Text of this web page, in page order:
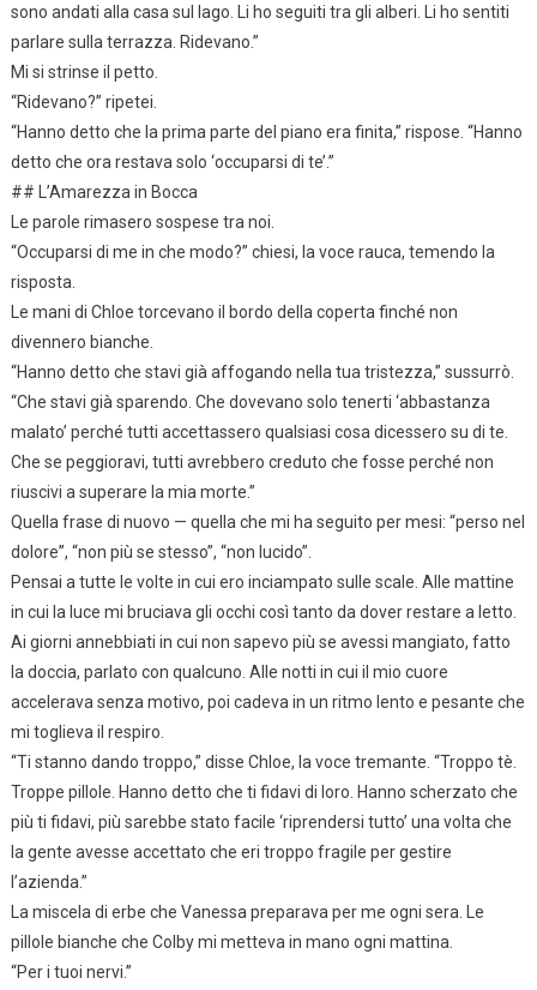
sono andati alla casa sul lago. Li ho seguiti tra gli alberi. Li ho sentiti
parlare sulla terrazza. Ridevano.”
Mi si strinse il petto.
“Ridevano?” ripetei.
“Hanno detto che la prima parte del piano era finita,” rispose. “Hanno
detto che ora restava solo ‘occuparsi di te’.”
## L’Amarezza in Bocca
Le parole rimasero sospese tra noi.
“Occuparsi di me in che modo?” chiesi, la voce rauca, temendo la
risposta.
Le mani di Chloe torcevano il bordo della coperta finché non
divennero bianche.
“Hanno detto che stavi già affogando nella tua tristezza,” sussurrò.
“Che stavi già sparendo. Che dovevano solo tenerti ‘abbastanza
malato’ perché tutti accettassero qualsiasi cosa dicessero su di te.
Che se peggioravi, tutti avrebbero creduto che fosse perché non
riuscivi a superare la mia morte.”
Quella frase di nuovo — quella che mi ha seguito per mesi: “perso nel
dolore”, “non più se stesso”, “non lucido”.
Pensai a tutte le volte in cui ero inciampato sulle scale. Alle mattine
in cui la luce mi bruciava gli occhi così tanto da dover restare a letto.
Ai giorni annebbiati in cui non sapevo più se avessi mangiato, fatto
la doccia, parlato con qualcuno. Alle notti in cui il mio cuore
accelerava senza motivo, poi cadeva in un ritmo lento e pesante che
mi toglieva il respiro.
“Ti stanno dando troppo,” disse Chloe, la voce tremante. “Troppo tè.
Troppe pillole. Hanno detto che ti fidavi di loro. Hanno scherzato che
più ti fidavi, più sarebbe stato facile ‘riprendersi tutto’ una volta che
la gente avesse accettato che eri troppo fragile per gestire
l’azienda.”
La miscela di erbe che Vanessa preparava per me ogni sera. Le
pillole bianche che Colby mi metteva in mano ogni mattina.
“Per i tuoi nervi.”